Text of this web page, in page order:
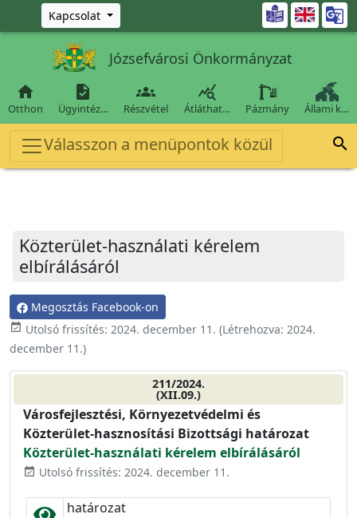
Ugrás a fő tartalomra
Kapcsolat 
Józsefvárosi Önkormányzat

Otthon

Ügyintéz…

Részvétel

Átláthat… Pázmány Állami k…
Válasszon a menüpontok közül 
Közterület-használati kérelem
elbírálásáról
Megosztás Facebook-on
event_available Utolsó frissítés: 2024. december 11. (Létrehozva: 2024.
december 11.)
211/2024.
(XII.09.)
Városfejlesztési, Környezetvédelmi és
Közterület-hasznosítási Bizottsági határozat
Közterület-használati kérelem elbírálásáról
event_available Utolsó frissítés: 2024. december 11.
határozat